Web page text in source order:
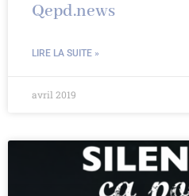
Qepd.news
LIRE LA SUITE »
avril 2019